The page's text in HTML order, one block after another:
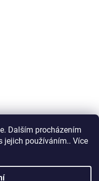
Dalším procházením
jejich používáním.. Více